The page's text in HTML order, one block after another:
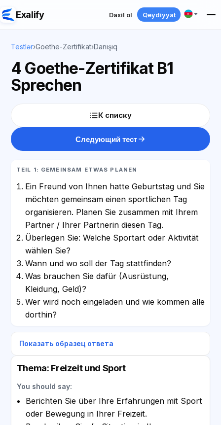
Exalify Daxil ol Qeydiyyat
Testlər›Goethe-Zertifikat›Danışıq
4 Goethe-Zertifikat B1
Sprechen
К списку
Следующий тест
TEIL 1: GEMEINSAM ETWAS PLANEN
Ein Freund von Ihnen hatte Geburtstag und Sie
möchten gemeinsam einen sportlichen Tag
organisieren. Planen Sie zusammen mit Ihrem
Partner / Ihrer Partnerin diesen Tag.
Überlegen Sie: Welche Sportart oder Aktivität
wählen Sie?
Wann und wo soll der Tag stattfinden?
Was brauchen Sie dafür (Ausrüstung,
Kleidung, Geld)?
Wer wird noch eingeladen und wie kommen alle
dorthin?
Показать образец ответа
Thema: Freizeit und Sport
You should say:
Berichten Sie über Ihre Erfahrungen mit Sport
oder Bewegung in Ihrer Freizeit.